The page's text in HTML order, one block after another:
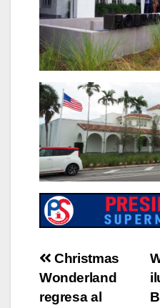
Post
navigation
Christmas
Wonderland
regresa al